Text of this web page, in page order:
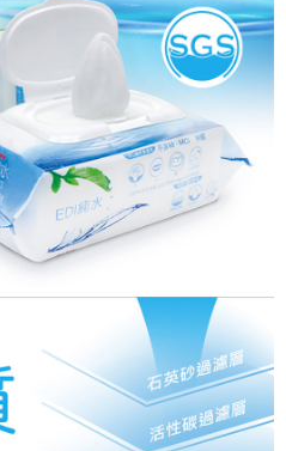
代理人或監護人之同意方可使用
辦者引起之損失，本公司不負相關責
依據個別帳號之用戶狀況，依本公司即
額度不足之情形，本公司將視審查結果
人資訊註冊。若發現惡意使用之情形，
用戶之使用額度並採取法律行動。